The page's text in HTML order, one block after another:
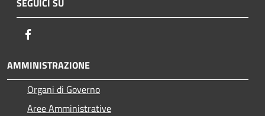
AMMINISTRAZIONE
Organi di Governo
Aree Amministrative